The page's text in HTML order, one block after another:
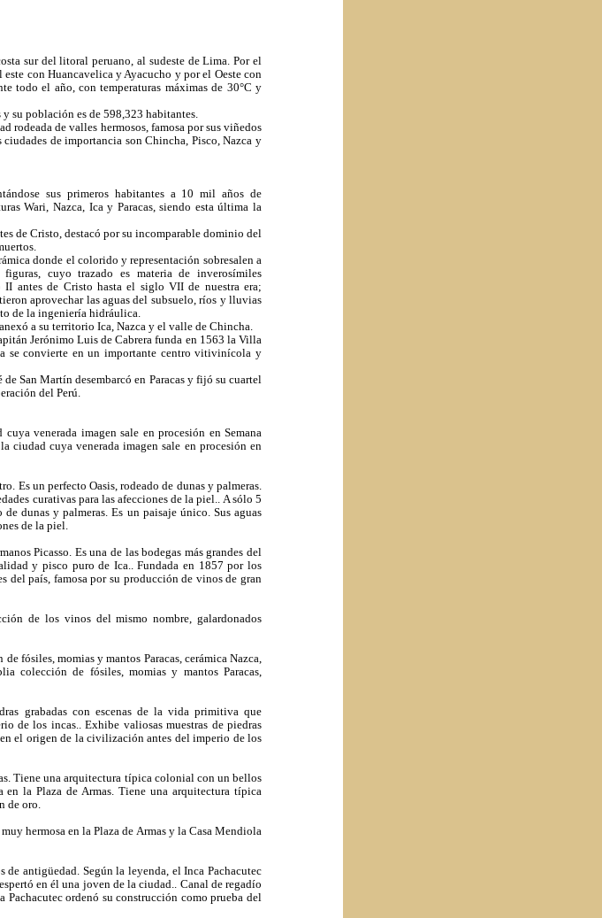
sur del litoral peruano, al sudeste de Lima. Por el
con Huancavelica y Ayacucho y por el Oeste con
todo el año, con temperaturas máximas de 30°C y
su población es de 598,323 habitantes.
rodeada de valles hermosos, famosa por sus viñedos
de importancia son Chincha, Pisco, Nazca y
sus primeros habitantes a 10 mil años de
Wari, Nazca, Ica y Paracas, siendo esta última la
de Cristo, destacó por su incomparable dominio del
donde el colorido y representación sobresalen a
cuyo trazado es materia de inverosímiles
antes de Cristo hasta el siglo VII de nuestra era;
aprovechar las aguas del subsuelo, ríos y lluvias
de la ingeniería hidráulica.
a su territorio Ica, Nazca y el valle de Chincha.
Jerónimo Luis de Cabrera funda en 1563 la Villa
se convierte en un importante centro vitivinícola y
San Martín desembarcó en Paracas y fijó su cuartel
del Perú.
cuya venerada imagen sale en procesión en Semana
ciudad cuya venerada imagen sale en procesión en
Es un perfecto Oasis, rodeado de dunas y palmeras.
curativas para las afecciones de la piel.. A sólo 5
dunas y palmeras. Es un paisaje único. Sus aguas
de la piel.
Picasso. Es una de las bodegas más grandes del
y pisco puro de Ica.. Fundada en 1857 por los
del país, famosa por su producción de vinos de gran
de los vinos del mismo nombre, galardonados
fósiles, momias y mantos Paracas, cerámica Nazca,
colección de fósiles, momias y mantos Paracas,
grabadas con escenas de la vida primitiva que
de los incas.. Exhibe valiosas muestras de piedras
el origen de la civilización antes del imperio de los
Tiene una arquitectura típica colonial con un bellos
la Plaza de Armas. Tiene una arquitectura típica
de oro.
hermosa en la Plaza de Armas y la Casa Mendiola
de antigüedad. Según la leyenda, el Inca Pachacutec
en él una joven de la ciudad.. Canal de regadío
Pachacutec ordenó su construcción como prueba del